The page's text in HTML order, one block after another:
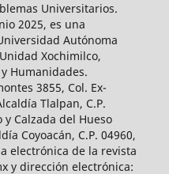
Universitarios.
2025, es una
Autónoma
Xochimilco,
Humanidades.
3855, Col. Ex-
Tlalpan, C.P.
y Calzada del Hueso
Coyoacán, C.P. 04960,
electrónica de la revista
y dirección electrónica: